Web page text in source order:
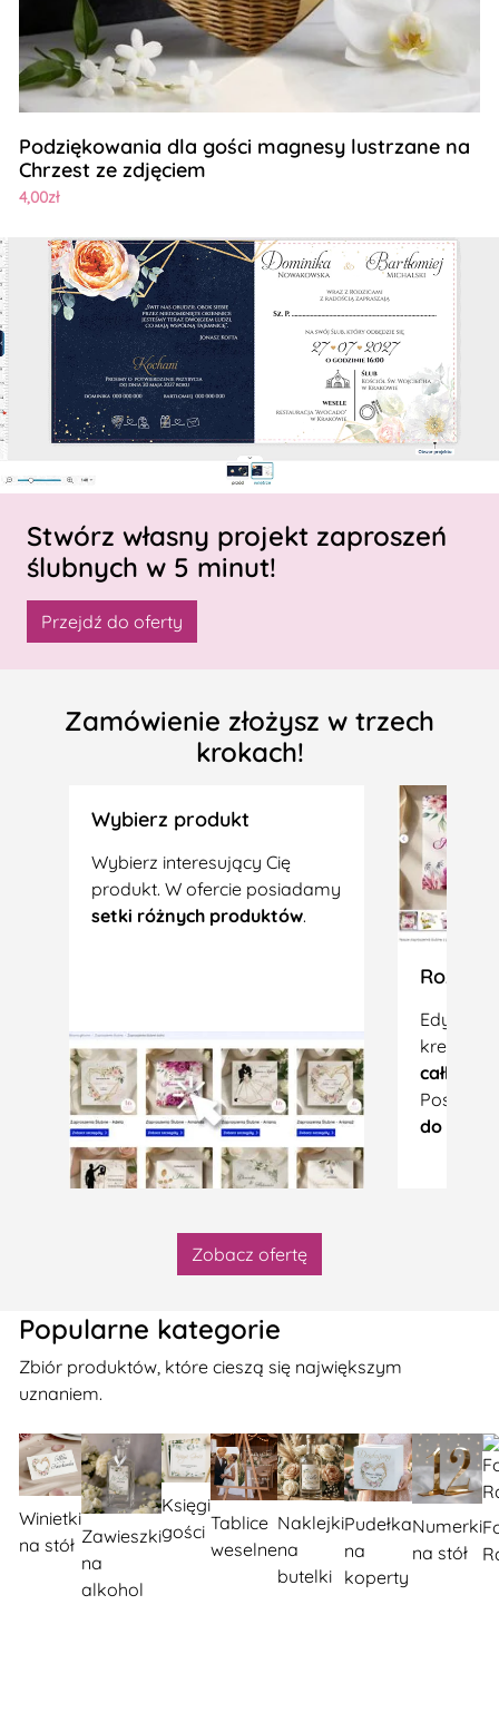
Podziękowania dla gości magnesy lustrzane na
Chrzest ze zdjęciem
4,00zł
Stwórz własny projekt zaproszeń
ślubnych w 5 minut!
Przejdź do oferty
Zamówienie złożysz w trzech
krokach!
Wybierz produkt
Wybierz interesujący Cię
produkt. W ofercie posiadamy
setki różnych produktów.
Edytuj
do
Zobacz ofertę
Popularne kategorie
Zbiór produktów, które cieszą się największym
uznaniem.
Winietki
na stół Zawieszki
na
alkohol
Księgi
gości Tablice
weselne
Naklejki
na
butelki
Pudełka
na
koperty
Numerki
na stół